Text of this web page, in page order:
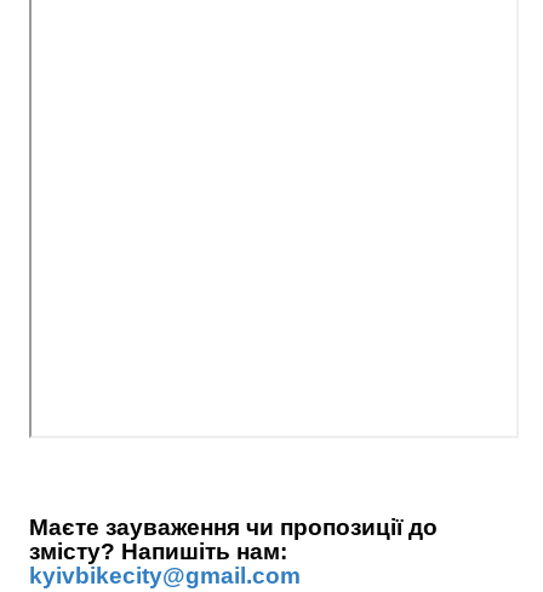
Маєте зауваження чи пропозиції до
змісту? Напишіть нам:
kyivbikecity@gmail.com